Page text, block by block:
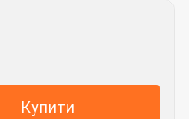
Купити